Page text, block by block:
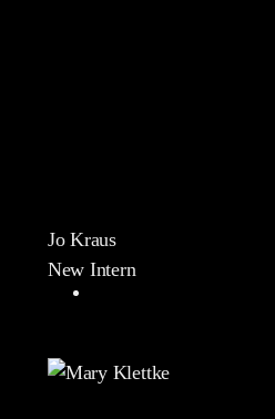
Jo Kraus
New Intern